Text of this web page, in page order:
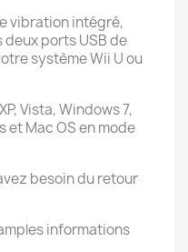
vibration intégré,
deux ports USB de
système Wii U ou
Vista, Windows 7,
et Mac OS en mode
besoin du retour
informations